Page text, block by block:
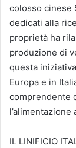
colosso cinese
dedicati alla
proprietà ha
produzione di
questa
Europa e in
comprendente
IL LINIFICIO